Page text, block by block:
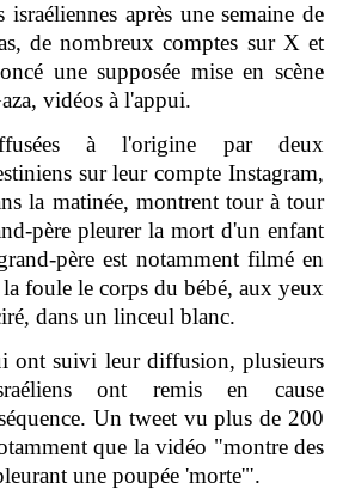
israéliennes après une semaine de
de nombreux comptes sur X et
une supposée mise en scène
vidéos à l'appui.
à l'origine par deux
sur leur compte Instagram,
la matinée, montrent tour à tour
père pleurer la mort d'un enfant
père est notamment filmé en
la foule le corps du bébé, aux yeux
dans un linceul blanc.
ont suivi leur diffusion, plusieurs
ont remis en cause
Un tweet vu plus de 200
que la vidéo "montre des
une poupée 'morte'".